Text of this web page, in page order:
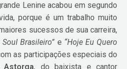
Lenine acabou em segundo
porque é um trabalho muito
sucessos de sua carreira,
Soul Brasileiro” e “Hoje Eu Quero
as participações especiais do
Astorga, do baixista e cantor